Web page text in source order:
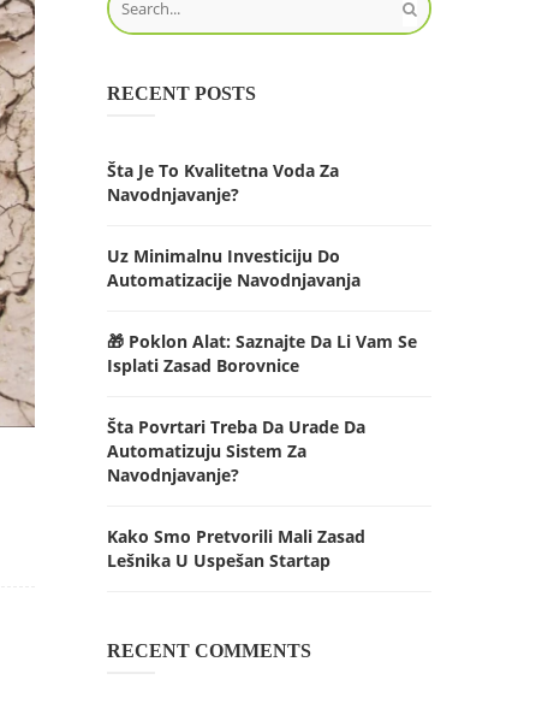
RECENT POSTS
Šta Je To Kvalitetna Voda Za
Navodnjavanje?
Uz Minimalnu Investiciju Do
Automatizacije Navodnjavanja
🎁 Poklon Alat: Saznajte Da Li Vam Se
Isplati Zasad Borovnice
Šta Povrtari Treba Da Urade Da
Automatizuju Sistem Za
Navodnjavanje?
Kako Smo Pretvorili Mali Zasad
Lešnika U Uspešan Startap
RECENT COMMENTS